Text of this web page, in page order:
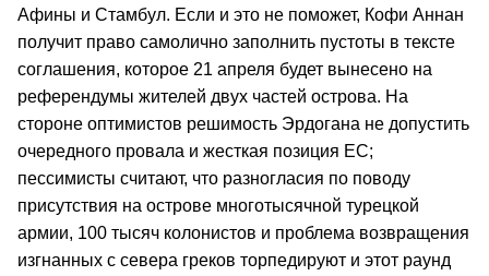
Афины и Стамбул. Если и это не поможет, Кофи Аннан
получит право самолично заполнить пустоты в тексте
соглашения, которое 21 апреля будет вынесено на
референдумы жителей двух частей острова. На
стороне оптимистов решимость Эрдогана не допустить
очередного провала и жесткая позиция ЕС;
пессимисты считают, что разногласия по поводу
присутствия на острове многотысячной турецкой
армии, 100 тысяч колонистов и проблема возвращения
изгнанных с севера греков торпедируют и этот раунд